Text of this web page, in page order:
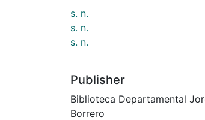
s. n.
s. n.
s. n.
Publisher
Biblioteca Departamental
Borrero